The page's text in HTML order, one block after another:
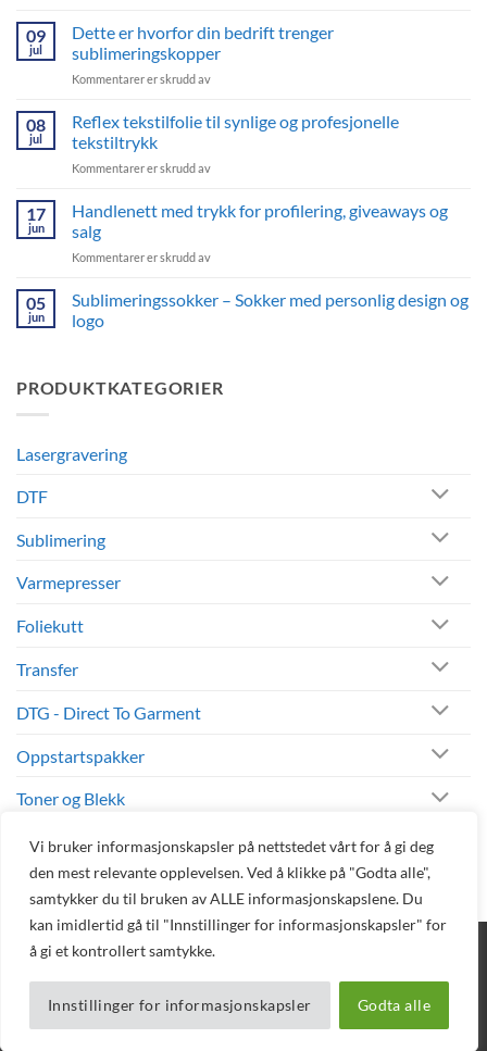
Vi bruker informasjonskapsler på nettstedet vårt for å gi deg
den mest relevante opplevelsen. Ved å klikke på "Godta alle",
samtykker du til bruken av ALLE informasjonskapslene. Du
kan imidlertid gå til "Innstillinger for informasjonskapsler" for
å gi et kontrollert samtykke.
Innstillinger for informasjonskapsler Godta alle
Da
er
tid
09
jul
Dette er hvorfor din bedrift trenger
sublimeringskopper
Kommentarer er skrudd avfor
er
hvorfor
bedrift
sublimeringskopper
08
jul
Reflex tekstilfolie til synlige og profesjonelle
tekstiltrykk
Kommentarer er skrudd avfor
tekstilfolie
til
og
tekstiltrykk
17
jun
Handlenett med trykk for profilering, giveaways og
salg
Kommentarer er skrudd avfor
og
05
jun
Sublimeringssokker – Sokker med personlig design og
logo
Sublimeringssokker
–
design
PRODUKTKATEGORIER
Lasergravering
DTF
Sublimering
Varmepresser
Foliekutt
Transfer
DTG - Direct To Garment
Oppstartspakker
Toner og Blekk
Andre Produkter
BLOGG DIREKTE BESTILLING
Copyright 2026 © Vizuell AS - Telefon 32 16 16 20 - E-post